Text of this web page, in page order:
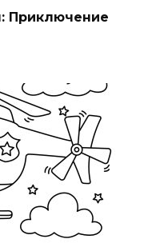
Приключение